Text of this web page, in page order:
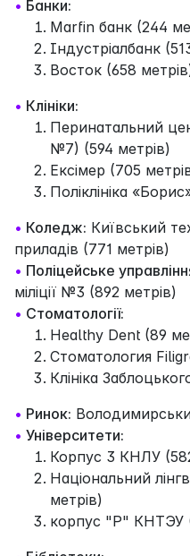
• Банки:
Marfin банк (244
Індустріалбанк
Восток (658
• Клініки:
Перинатальний
№7) (594 метрів)
Ексімер (705
Поліклініка
• Коледж: Київський
приладів (771 метрів)
• Поліцейське
міліції №3 (892 метрів)
• Стоматології:
Healthy Dent (89
Стоматология
Клініка
• Ринок:
• Університети:
Корпус 3 КНЛУ
Національний
метрів)
корпус "Р" КНТЭУ